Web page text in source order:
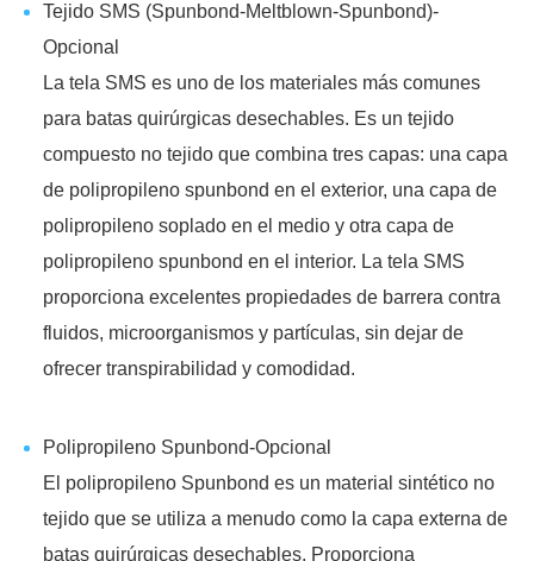
Tejido SMS (Spunbond-Meltblown-Spunbond)-
Opcional
La tela SMS es uno de los materiales más comunes
para batas quirúrgicas desechables. Es un tejido
compuesto no tejido que combina tres capas: una capa
de polipropileno spunbond en el exterior, una capa de
polipropileno soplado en el medio y otra capa de
polipropileno spunbond en el interior. La tela SMS
proporciona excelentes propiedades de barrera contra
fluidos, microorganismos y partículas, sin dejar de
ofrecer transpirabilidad y comodidad.
Polipropileno Spunbond-Opcional
El polipropileno Spunbond es un material sintético no
tejido que se utiliza a menudo como la capa externa de
batas quirúrgicas desechables. Proporciona